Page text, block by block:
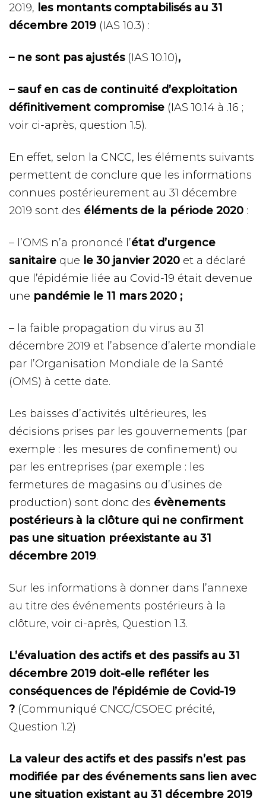
2019, les montants comptabilisés au 31
décembre 2019 (IAS 10.3) :
– ne sont pas ajustés(IAS 10.10),
– sauf en cas de continuité d’exploitation
définitivement compromise (IAS 10.14 à .16 ;
voir ci-après, question 1.5).
En effet, selon la CNCC, les éléments suivants
permettent de conclure que les informations
connues postérieurement au 31 décembre
2019 sont des éléments de la période 2020 :
– l’OMS n’a prononcé l’état d’urgence
sanitaire que le 30 janvier 2020 et a déclaré
que l’épidémie liée au Covid-19 était devenue
une pandémie le 11 mars 2020 ;
– la faible propagation du virus au 31
décembre 2019 et l’absence d’alerte mondiale
par l’Organisation Mondiale de la Santé
(OMS) à cette date.
Les baisses d’activités ultérieures, les
décisions prises par les gouvernements (par
exemple : les mesures de confinement) ou
par les entreprises (par exemple : les
fermetures de magasins ou d’usines de
production) sont donc des évènements
postérieurs à la clôture qui ne confirment
pas une situation préexistante au 31
décembre 2019.
Sur les informations à donner dans l’annexe
au titre des événements postérieurs à la
clôture, voir ci-après, Question 1.3.
L’évaluation des actifs et des passifs au 31
décembre 2019 doit-elle refléter les
conséquences de l’épidémie de Covid-19
? (Communiqué CNCC/CSOEC précité,
Question 1.2)
La valeur des actifs et des passifs n’est pas
modifiée par des événements sans lien avec
une situation existant au 31 décembre 2019